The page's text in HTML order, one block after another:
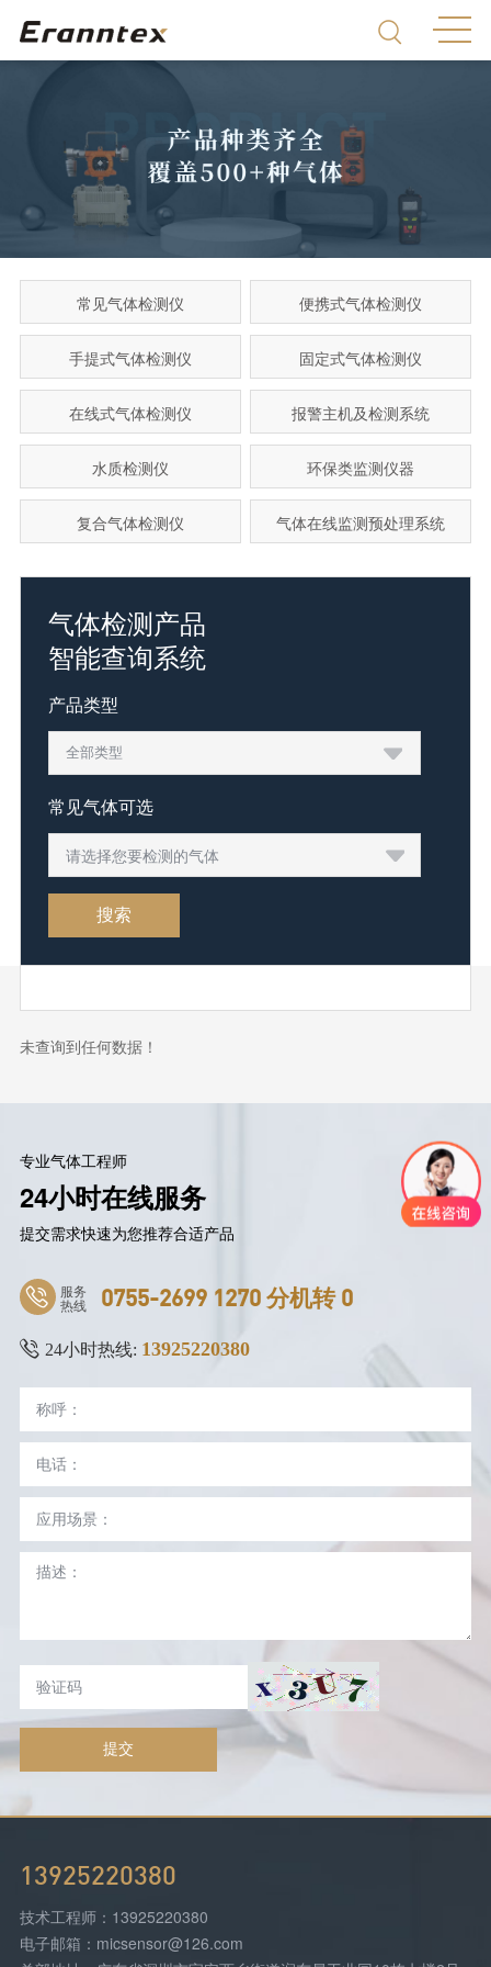
常见气体检测仪 便携式气体检测仪
手提式气体检测仪 固定式气体检测仪
在线式气体检测仪 报警主机及检测系统
水质检测仪 环保类监测仪器
复合气体检测仪 气体在线监测预处理系统
气体检测产品
智能查询系统
产品类型
常见气体可选
请选择您要检测的气体
搜索
未查询到任何数据！
专业气体工程师
24小时在线服务
提交需求快速为您推荐合适产品
服务
热线 0755-2699 1270 分机转 0
24小时热线: 13925220380
提交
13925220380
技术工程师：13925220380
电子邮箱：micsensor@126.com